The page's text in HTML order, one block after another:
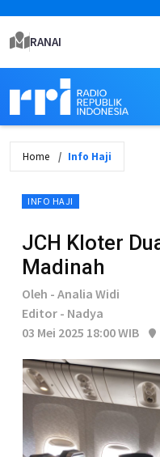
RANAI
Home Info Haji
INFO HAJI
JCH Kloter
Madinah
Oleh - Analia Widi
Editor - Nadya
03 Mei 2025 18:00 WIB